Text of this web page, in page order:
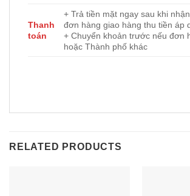
Thanh
toán
+ Trả tiền mặt ngay sau khi
đơn hàng giao hàng thu tiền áp
+ Chuyển khoản trước nếu đơn
hoặc Thành phố khác
RELATED PRODUCTS